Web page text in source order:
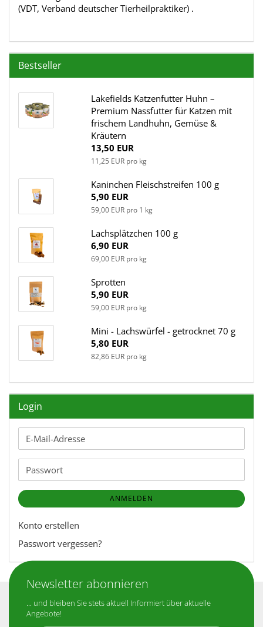
(VDT, Verband deutscher Tierheilpraktiker) .
Bestseller
Lakefields Katzenfutter Huhn –
Premium Nassfutter für Katzen mit
frischem Landhuhn, Gemüse &
Kräutern
13,50 EUR
11,25 EUR pro kg
Kaninchen Fleischstreifen 100 g
5,90 EUR
59,00 EUR pro 1 kg
Lachsplätzchen 100 g
6,90 EUR
69,00 EUR pro kg
Sprotten
5,90 EUR
59,00 EUR pro kg
Mini - Lachswürfel - getrocknet 70 g
5,80 EUR
82,86 EUR pro kg
Login
E-
Mail-
Adresse
Passwort
ANMELDEN
Konto erstellen
Passwort vergessen?
Newsletter abonnieren
... und bleiben Sie stets aktuell Informiert über aktuelle
Angebote!